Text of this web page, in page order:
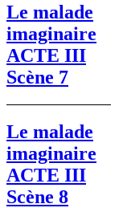
Le malade
imaginaire
ACTE III
Scène 7
Le malade
imaginaire
ACTE III
Scène 8